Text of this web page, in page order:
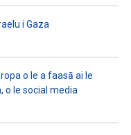
i Gaza
o le a faasā ai le
o le social media